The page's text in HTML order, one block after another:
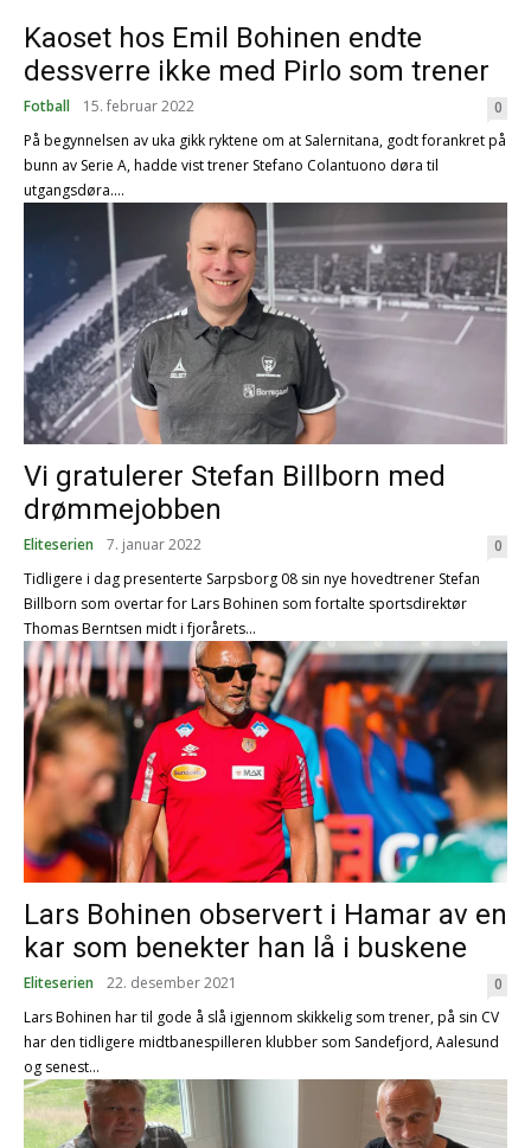
Kaoset hos Emil Bohinen endte
dessverre ikke med Pirlo som trener
Fotball 15. februar 2022
0
På begynnelsen av uka gikk ryktene om at Salernitana, godt forankret på
bunn av Serie A, hadde vist trener Stefano Colantuono døra til
utgangsdøra....
Vi gratulerer Stefan Billborn med
drømmejobben
Eliteserien 7. januar 2022
0
Tidligere i dag presenterte Sarpsborg 08 sin nye hovedtrener Stefan
Billborn som overtar for Lars Bohinen som fortalte sportsdirektør
Thomas Berntsen midt i fjorårets...
Lars Bohinen observert i Hamar av en
kar som benekter han lå i buskene
Eliteserien 22. desember 2021
0
Lars Bohinen har til gode å slå igjennom skikkelig som trener, på sin CV
har den tidligere midtbanespilleren klubber som Sandefjord, Aalesund
og senest...